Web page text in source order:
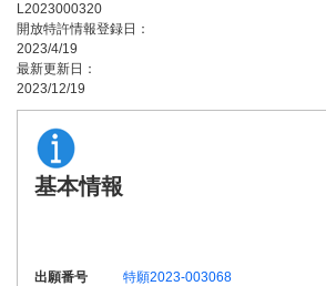
L2023000320
開放特許情報登録日：
2023/4/19
最新更新日：
2023/12/19
基本情報
出願番号
特願2023-003068